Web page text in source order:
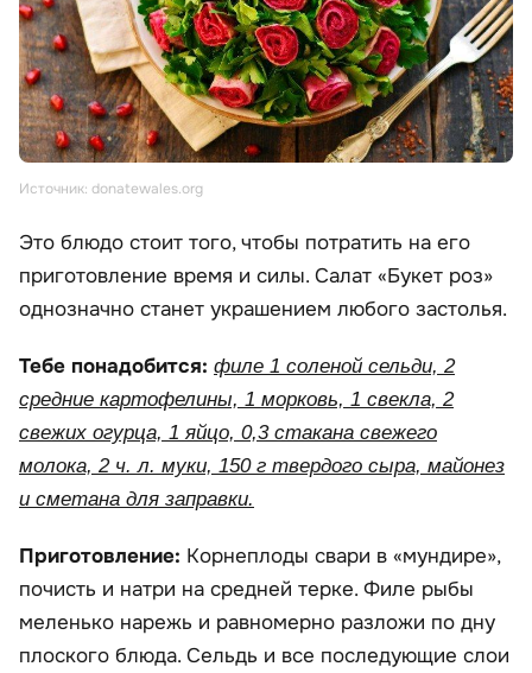
Источник: donatewales.org
Это блюдо стоит того, чтобы потратить на его
приготовление время и силы. Салат «Букет роз»
однозначно станет украшением любого застолья.
Тебе понадобится: филе 1 соленой сельди, 2
средние картофелины, 1 морковь, 1 свекла, 2
свежих огурца, 1 яйцо, 0,3 стакана свежего
молока, 2 ч. л. муки, 150 г твердого сыра, майонез
и сметана для заправки.
Приготовление: Корнеплоды свари в «мундире»,
почисть и натри на средней терке. Филе рыбы
меленько нарежь и равномерно разложи по дну
плоского блюда. Сельдь и все последующие слои